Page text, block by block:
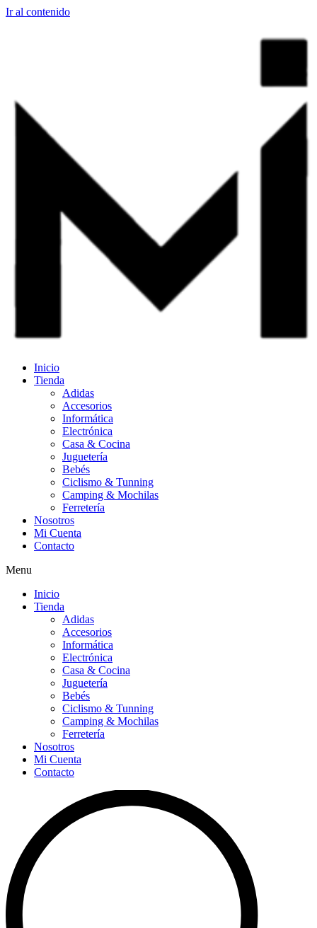
Ir al contenido
Inicio
Tienda
Adidas
Accesorios
Informática
Electrónica
Casa & Cocina
Juguetería
Bebés
Ciclismo & Tunning
Camping & Mochilas
Ferretería
Nosotros
Mi Cuenta
Contacto
Menu
Inicio
Tienda
Adidas
Accesorios
Informática
Electrónica
Casa & Cocina
Juguetería
Bebés
Ciclismo & Tunning
Camping & Mochilas
Ferretería
Nosotros
Mi Cuenta
Contacto